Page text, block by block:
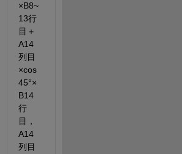
×B8~
13行
目＋
A14
列目
×cos
45°×
B14
行
目，
A14
列目